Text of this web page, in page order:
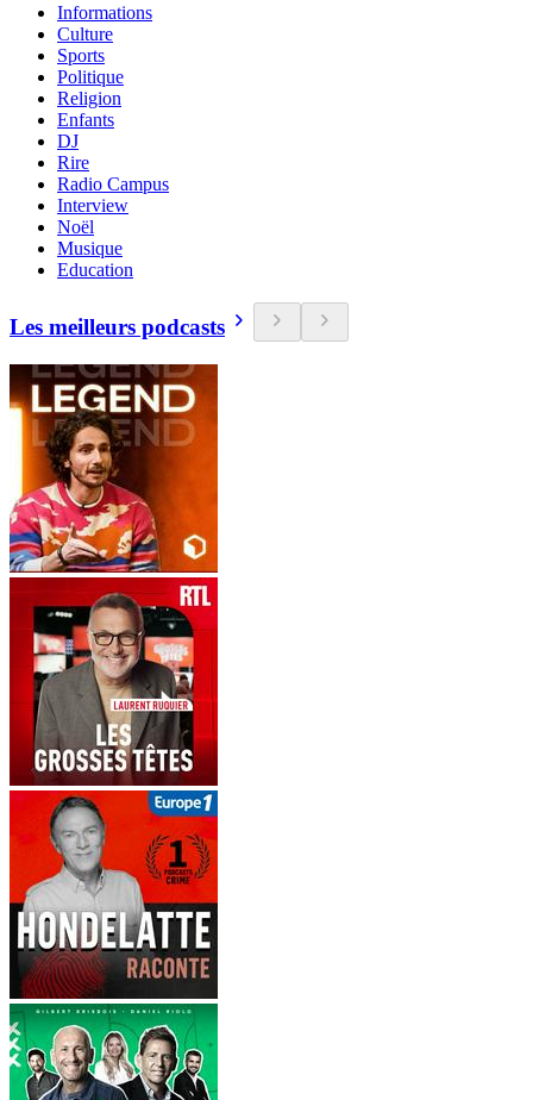
Informations
Culture
Sports
Politique
Religion
Enfants
DJ
Rire
Radio Campus
Interview
Noël
Musique
Education
Les meilleurs podcasts